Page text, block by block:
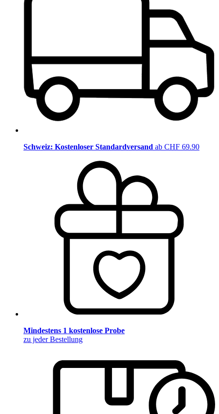
Schweiz: Kostenloser Standardversand ab CHF 69.90
Mindestens 1 kostenlose Probe
zu jeder Bestellung